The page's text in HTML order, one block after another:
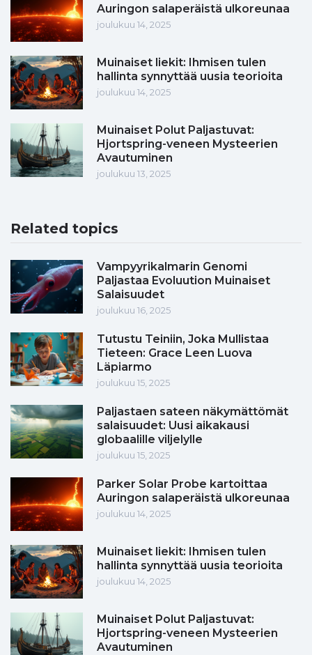
Auringon salaperäistä ulkoreunaa
joulukuu 14, 2025
Muinaiset liekit: Ihmisen tulen
hallinta synnyttää uusia teorioita
joulukuu 14, 2025
Muinaiset Polut Paljastuvat:
Hjortspring-veneen Mysteerien
Avautuminen
joulukuu 13, 2025
Related topics
Vampyyrikalmarin Genomi
Paljastaa Evoluution Muinaiset
Salaisuudet
joulukuu 16, 2025
Tutustu Teiniin, Joka Mullistaa
Tieteen: Grace Leen Luova
Läpiarmo
joulukuu 15, 2025
Paljastaen sateen näkymättömät
salaisuudet: Uusi aikakausi
globaalille viljelylle
joulukuu 15, 2025
Parker Solar Probe kartoittaa
Auringon salaperäistä ulkoreunaa
joulukuu 14, 2025
Muinaiset liekit: Ihmisen tulen
hallinta synnyttää uusia teorioita
joulukuu 14, 2025
Muinaiset Polut Paljastuvat:
Hjortspring-veneen Mysteerien
Avautuminen